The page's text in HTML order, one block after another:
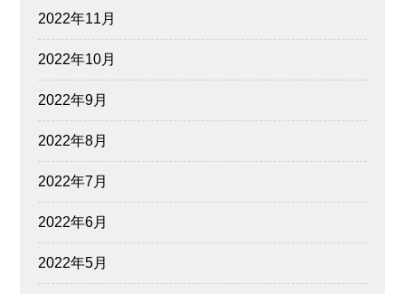
2022年11月
2022年10月
2022年9月
2022年8月
2022年7月
2022年6月
2022年5月